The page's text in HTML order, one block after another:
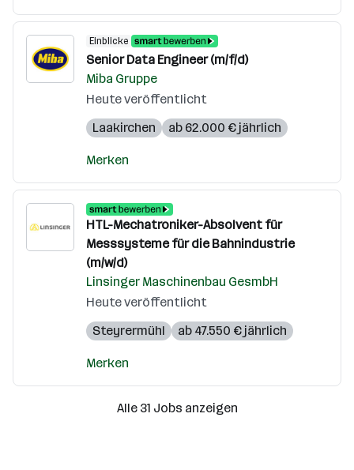
Einblicke
Senior Data Engineer (m/f/d)
Miba Gruppe
Heute veröffentlicht
Laakirchen
ab 62.000 € jährlich
Merken
HTL-Mechatroniker-Absolvent für
Messsysteme für die Bahnindustrie
(m/w/d)
Linsinger Maschinenbau GesmbH
Heute veröffentlicht
Steyrermühl
ab 47.550 € jährlich
Merken
Alle 31 Jobs anzeigen